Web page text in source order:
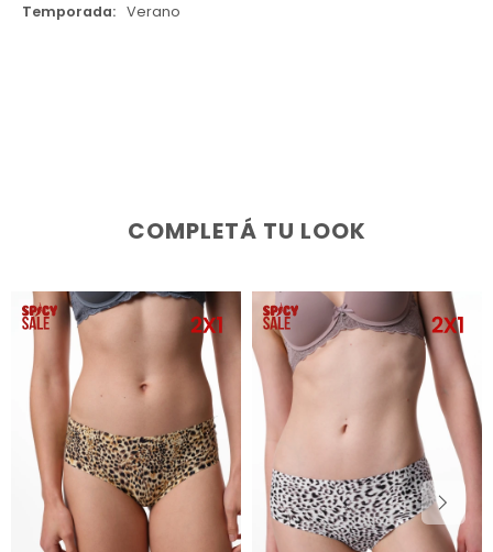
Temporada Verano
COMPLETÁ TU LOOK